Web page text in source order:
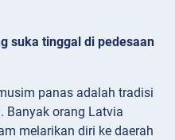
suka tinggal di pedesaan
panas adalah tradisi
Banyak orang Latvia
melarikan diri ke daerah